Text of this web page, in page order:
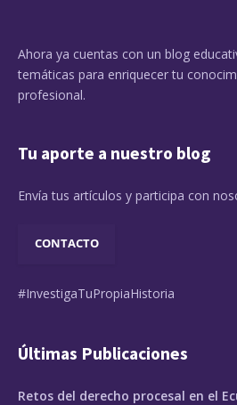
Ahora ya cuentas con un blog
temáticas para enriquecer tu
profesional.
Tu aporte a nuestro blog
Envía tus artículos y participa con
CONTACTO
#InvestigaTuPropiaHistoria
Últimas Publicaciones
Retos del derecho procesal en el